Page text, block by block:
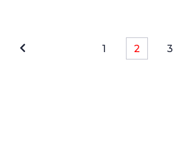
1 2 3